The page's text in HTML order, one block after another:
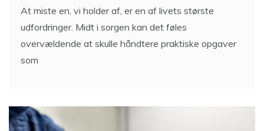
At miste en, vi holder af, er en af livets største
udfordringer. Midt i sorgen kan det føles
overvældende at skulle håndtere praktiske opgaver
som